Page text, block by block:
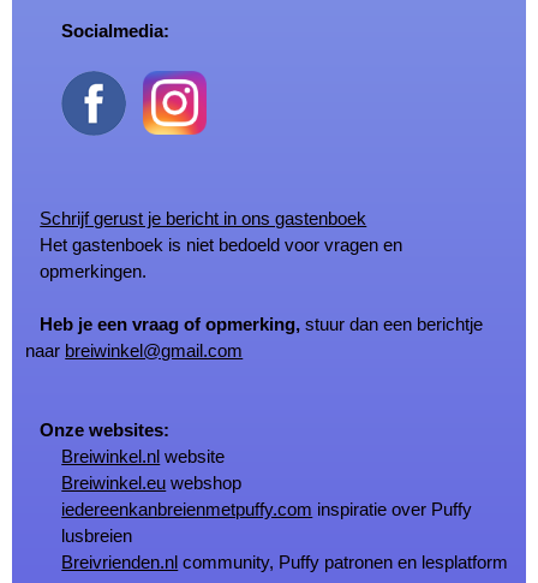
Socialmedia:
Schrijf gerust je bericht in ons gastenboek
Het gastenboek is niet bedoeld voor vragen en
opmerkingen.
Heb je een vraag of opmerking, stuur dan een berichtje
naar breiwinkel@gmail.com
Onze websites:
Breiwinkel.nl website
Breiwinkel.eu webshop
iedereenkanbreienmetpuffy.com inspiratie over Puffy
lusbreien
Breivrienden.nl community, Puffy patronen en lesplatform